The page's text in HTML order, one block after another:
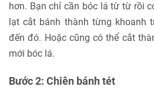
hơn. Bạn chỉ cần bóc lá từ từ rồi
lạt cắt bánh thành từng khoanh
đến đó. Hoặc cũng có thể cắt
mới bóc lá.
Bước 2: Chiên bánh tét